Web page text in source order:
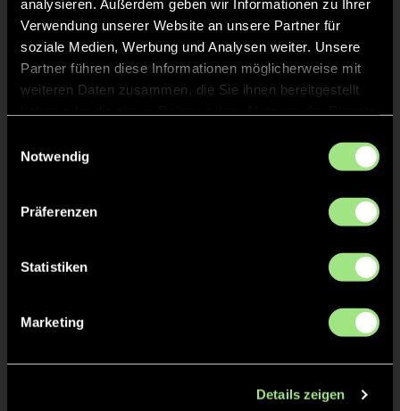
analysieren. Außerdem geben wir Informationen zu Ihrer
Verwendung unserer Website an unsere Partner für
soziale Medien, Werbung und Analysen weiter. Unsere
Partner führen diese Informationen möglicherweise mit
weiteren Daten zusammen, die Sie ihnen bereitgestellt
Notwendig
Präferenzen
Statistiken
Marketing
Details zeigen
Leonie
Annriecke